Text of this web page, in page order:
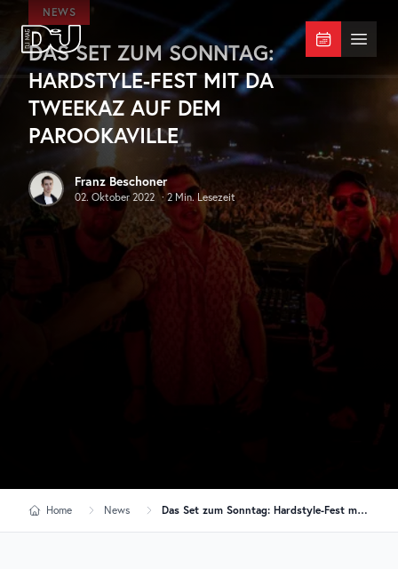
Zum Hauptinhalt springen
DJ Mag Germany Menü
NEWS
DAS SET ZUM SONNTAG:
HARDSTYLE-FEST MIT DA
TWEEKAZ AUF DEM
PAROOKAVILLE
Franz Beschoner
02. Oktober 2022 ·2Min. Lesezeit
Home News Das Set zum Sonntag: Hardstyle-Fest mit Da Tweekaz auf dem PAROOKAVILLE